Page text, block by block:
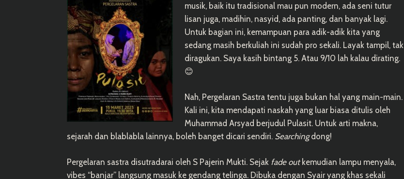
musik, baik itu tradisional mau pun modern, ada seni tutur
lisan juga, madihin, nasyid, ada panting, dan banyak lagi.
Untuk bagian ini, kemampuan para adik-adik kita yang
sedang masih berkuliah ini sudah pro sekali. Layak tampil, tak
diragukan. Saya kasih bintang 5. Atau 9/10 lah kalau dirating.
😊
Nah, Pergelaran Sastra tentu juga bukan hal yang main-main.
Kali ini, kita mendapati naskah yang luar biasa ditulis oleh
Muhammad Arsyad berjudul Pulasit. Untuk arti makna,
sejarah dan blablabla lainnya, boleh banget dicari sendiri. Searchingdong!
Pergelaran sastra disutradarai oleh S Pajerin Mukti. Sejak fade out kemudian lampu menyala,
vibes “banjar” langsung masuk ke gendang telinga. Dibuka dengan Syair yang khas sekali